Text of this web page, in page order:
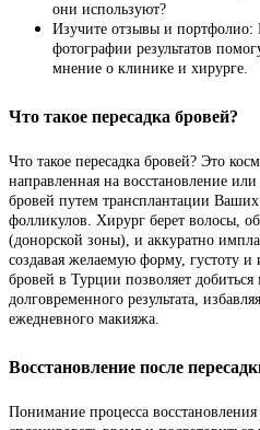
они используют?
Изучите отзывы и портфолио:
фотографии результатов
мнение о клинике и хирурге.
Что такое пересадка бровей?
Что такое пересадка бровей? Это
направленная на восстановление
бровей путем трансплантации
фолликулов. Хирург берет волосы,
(донорской зоны), и аккуратно
создавая желаемую форму, густоту и
бровей в Турции позволяет добиться
долговременного результата,
ежедневного макияжа.
Восстановление после
Понимание процесса